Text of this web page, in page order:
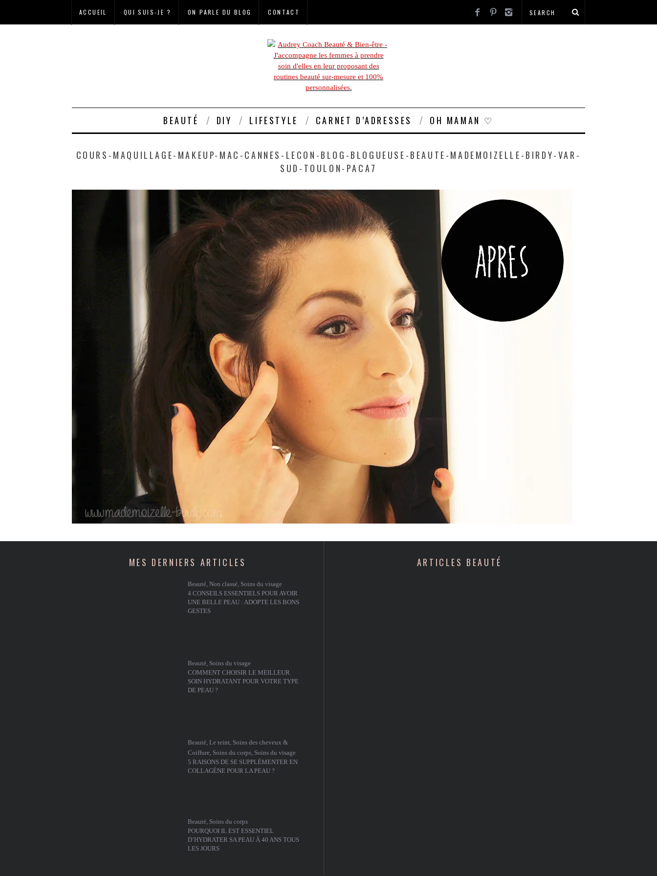
ACCUEIL QUI SUIS-JE ? ON PARLE DU BLOG CONTACT
BEAUTÉ DIY LIFESTYLE CARNET D’ADRESSES OH MAMAN ♡
COURS-MAQUILLAGE-MAKEUP-MAC-CANNES-LECON-BLOG-BLOGUEUSE-BEAUTE-MADEMOIZELLE-BIRDY-VAR-
SUD-TOULON-PACA7
MES DERNIERS ARTICLES
Beauté, Non classé, Soins du visage
4 CONSEILS ESSENTIELS POUR AVOIR
UNE BELLE PEAU : ADOPTE LES BONS
GESTES
Beauté, Soins du visage
COMMENT CHOISIR LE MEILLEUR
SOIN HYDRATANT POUR VOTRE TYPE
DE PEAU ?
Beauté, Le teint, Soins des cheveux &
Coiffure, Soins du corps, Soins du visage
5 RAISONS DE SE SUPPLÉMENTER EN
COLLAGÈNE POUR LA PEAU ?
Beauté, Soins du corps
POURQUOI IL EST ESSENTIEL
D’HYDRATER SA PEAU À 40 ANS TOUS
LES JOURS
ARTICLES BEAUTÉ